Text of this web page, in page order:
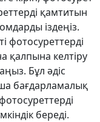
қамтитын
іздеңіз.
фотосуреттерді
қалпына келтіру
Бұл әдіс
бағдарламалық
береді.